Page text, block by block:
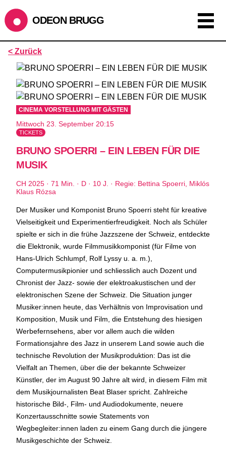
ODEON BRUGG
Anzeigen als:
ÖFFNUNGSZEITEN
SOMMERÖFFNUNGSZEITEN
CINEMA2.7. bis 1.9. geschlossen
ZMITTAG2.7. bis 9.8. geschlossen
BAR+BISTRO
während demStadtfest Brugg, 20. bis 30. August, bleibt
das Haus jeweils von Freitag Abend bis Montag Morgen
geschlossen
Reguläre Öffnungszeiten:
CINEMA und BÜHNE
45 Min. vor Vorstellungsbeginn(siehe Programm)
Tickets und Gutscheine können an der Kinokasse und an
der Bar gekauft werden.
KASSE und TELEFON
Tel. 056 450 35 65
Montag bis Freitag ab 17 Uhr
Samstag und Sonntag ab 10 Uhr
BAR+BISTRO
Montag bis Donnerstag 11.30 Uhr bis 23 Uhr
Freitag 11.30 Uhr bis 24 Uhr
< Zurück
CINEMA VORSTELLUNG MIT GÄSTEN
Mittwoch 23. September 20:15
TICKETS
BRUNO SPOERRI – EIN LEBEN FÜR DIE
MUSIK
CH 2025 · 71 Min. · D · 10 J. · Regie: Bettina Spoerri, Miklós
Klaus Rózsa
Der Musiker und Komponist Bruno Spoerri steht für kreative
Vielseitigkeit und Experimentierfreudigkeit. Noch als Schüler
spielte er sich in die frühe Jazzszene der Schweiz, entdeckte
die Elektronik, wurde Filmmusikkomponist (für Filme von
Hans-Ulrich Schlumpf, Rolf Lyssy u. a. m.),
Computermusikpionier und schliesslich auch Dozent und
Chronist der Jazz- sowie der elektroakustischen und der
elektronischen Szene der Schweiz. Die Situation junger
Musiker:innen heute, das Verhältnis von Improvisation und
Komposition, Musik und Film, die Entstehung des hiesigen
Werbefernsehens, aber vor allem auch die wilden
Formationsjahre des Jazz in unserem Land sowie auch die
technische Revolution der Musikproduktion: Das ist die
Vielfalt an Themen, über die der bekannte Schweizer
Künstler, der im August 90 Jahre alt wird, in diesem Film mit
dem Musikjournalisten Beat Blaser spricht. Zahlreiche
historische Bild-, Film- und Audiodokumente, neuere
Konzertausschnitte sowie Statements von
Wegbegleiter:innen laden zu einem Gang durch die jüngere
Musikgeschichte der Schweiz.